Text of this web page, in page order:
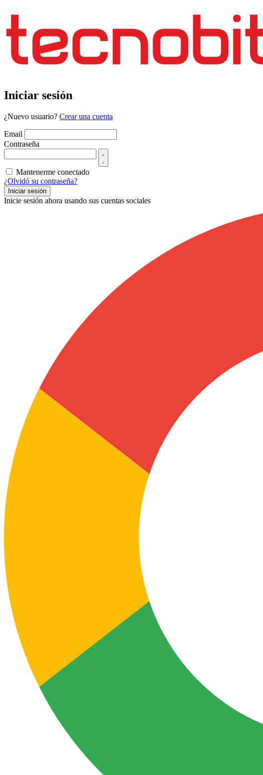
Iniciar sesión
¿Nuevo usuario? Crear una cuenta
Email
Contraseña
Mantenerme conectado
¿Olvidó su contraseña?
Iniciar sesión
Inicie sesión ahora usando sus cuentas sociales